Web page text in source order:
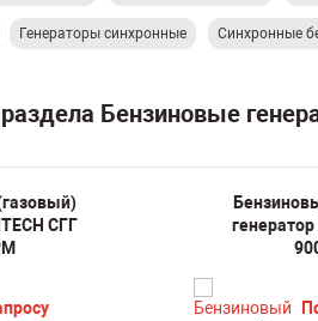
Генераторы синхронные Синхронные
Бензиновые
СГГ
генератор